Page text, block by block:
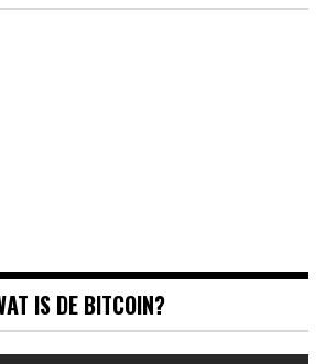
IS DE BITCOIN?